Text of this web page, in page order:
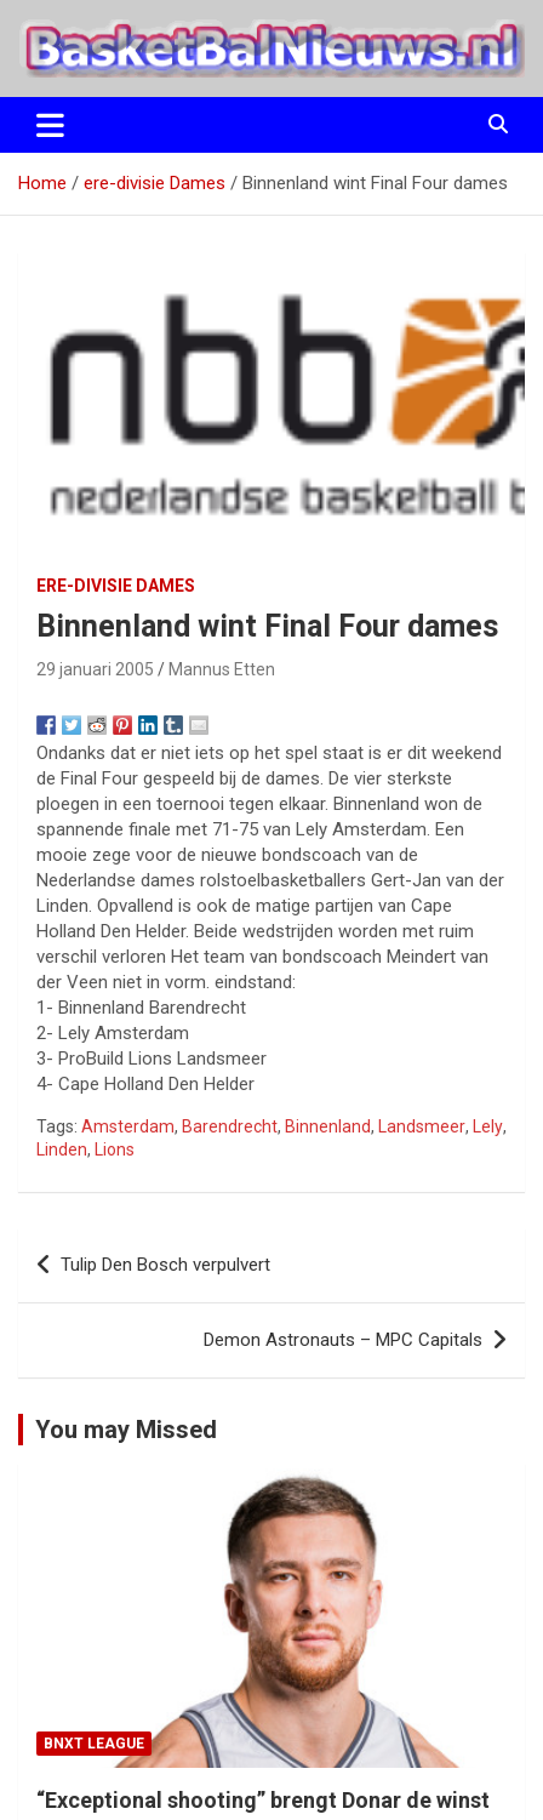
naar
BasketBalNieuws.nl
Etten
Home ere-divisie Dames Binnenland wint Final Four dames
ERE-DIVISIE DAMES
Binnenland wint Final Four dames
29 januari 2005 Mannus Etten
Ondanks dat er niet iets op het spel staat is er dit weekend
de Final Four gespeeld bij de dames. De vier sterkste
ploegen in een toernooi tegen elkaar. Binnenland won de
spannende finale met 71-75 van Lely Amsterdam. Een
mooie zege voor de nieuwe bondscoach van de
Nederlandse dames rolstoelbasketballers Gert-Jan van der
Linden. Opvallend is ook de matige partijen van Cape
Holland Den Helder. Beide wedstrijden worden met ruim
verschil verloren Het team van bondscoach Meindert van
der Veen niet in vorm. eindstand:
1- Binnenland Barendrecht
2- Lely Amsterdam
3- ProBuild Lions Landsmeer
4- Cape Holland Den Helder
Tags: Amsterdam, Barendrecht, Binnenland, Landsmeer, Lely,
Linden, Lions
Bericht
navigatie
Tulip Den Bosch verpulvert
Demon Astronauts – MPC Capitals
You may Missed
BNXT LEAGUE
“Exceptional shooting” brengt Donar de winst